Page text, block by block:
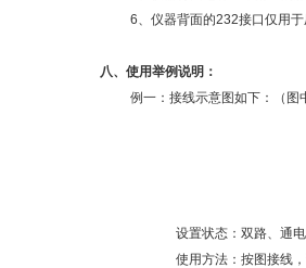
6、仪器背面的232接口仅用于
八、使用举例说明：
例一：接线示意图如下：（图
设置状态：双路、通
使用方法：按图接线